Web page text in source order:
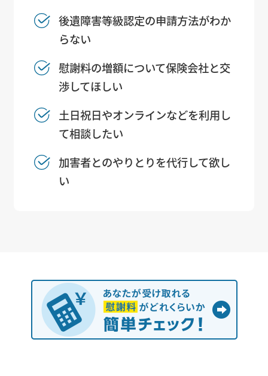
後遺障害等級認定の申請方法がわか
らない
慰謝料の増額について保険会社と交
渉してほしい
土日祝日やオンラインなどを利用し
て相談したい
加害者とのやりとりを代行して欲し
い